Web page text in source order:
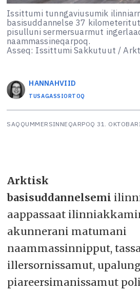
Issittumi tunngaviusumik
basisuddannelse 37
pisulluni sermersuarmut
naammassineqarpoq.
Asseq: Issittumi Sakkutuut /
HANNAHVIID
TUSAGASSIORTOQ
SAQQUMMERSINNEQARPOQ 31.
Arktisk
basisuddannelsemi
aappassaat
akunnerani matumani
naammassinnipput,
illersornissamut,
piareersimanissamut